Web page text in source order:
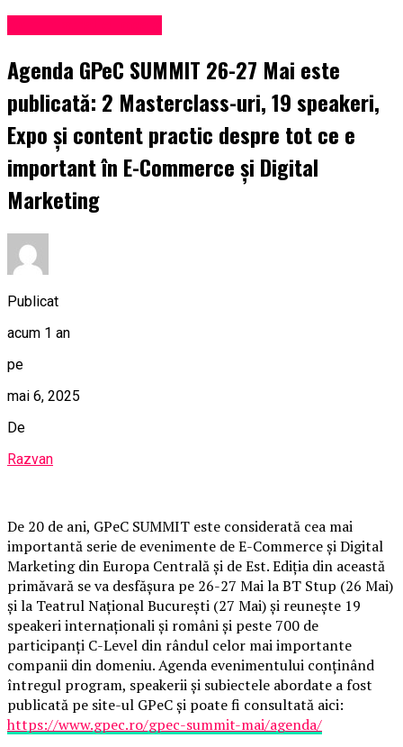
Agenda GPeC SUMMIT 26-27 Mai este
publicată: 2 Masterclass-uri, 19 speakeri,
Expo și content practic despre tot ce e
important în E-Commerce și Digital
Marketing
Publicat
acum 1 an
pe
mai 6, 2025
De
Razvan
De 20 de ani, GPeC SUMMIT este considerată cea mai
importantă serie de evenimente de E-Commerce și Digital
Marketing din Europa Centrală și de Est. Ediția din această
primăvară se va desfășura pe 26-27 Mai la BT Stup (26 Mai)
și la Teatrul Național București (27 Mai) și reunește 19
speakeri internaționali și români și peste 700 de
participanți C-Level din rândul celor mai importante
companii din domeniu. Agenda evenimentului conținând
întregul program, speakerii și subiectele abordate a fost
publicată pe site-ul GPeC și poate fi consultată aici:
https://www.gpec.ro/gpec-summit-mai/agenda/